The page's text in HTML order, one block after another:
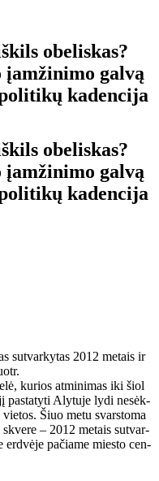
obe­lis­kas?
gal­vą
ka­den­ci­ja
obe­lis­kas?
gal­vą
ka­den­ci­ja
sutvarkytas 2012 metais ir
ku­rios at­mi­ni­mas iki šiol
pa­sta­ty­ti Aly­tu­je ly­di ne­sėk­
Šiuo me­tu svars­to­ma
– 2012 me­tais su­tvar­
pa­čia­me mies­to cen­